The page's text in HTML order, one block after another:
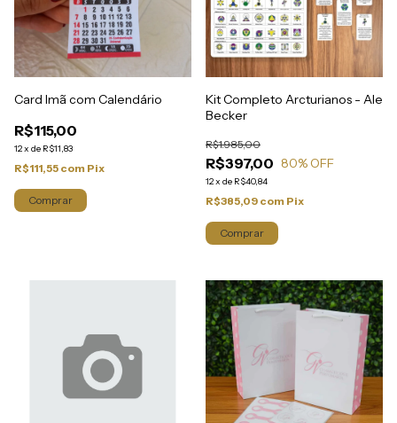
Card Imã com Calendário
R$115,00
12x de R$11,83
R$111,55 com Pix
Comprar
Kit Completo Arcturianos - Ale
Becker
R$397,00
R$1.985,00
80% OFF
12x de R$40,84
R$385,09 com Pix